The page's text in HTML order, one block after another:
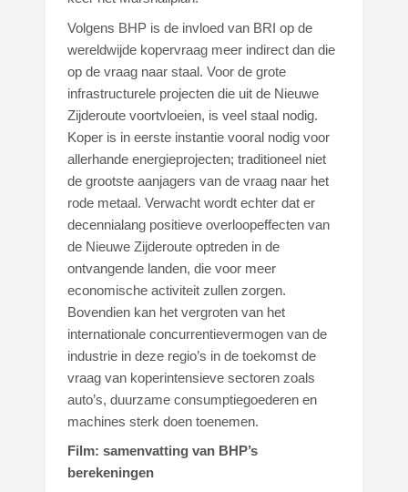
Volgens BHP is de invloed van BRI op de
wereldwijde kopervraag meer indirect dan die
op de vraag naar staal. Voor de grote
infrastructurele projecten die uit de Nieuwe
Zijderoute voortvloeien, is veel staal nodig.
Koper is in eerste instantie vooral nodig voor
allerhande energieprojecten; traditioneel niet
de grootste aanjagers van de vraag naar het
rode metaal. Verwacht wordt echter dat er
decennialang positieve overloopeffecten van
de Nieuwe Zijderoute optreden in de
ontvangende landen, die voor meer
economische activiteit zullen zorgen.
Bovendien kan het vergroten van het
internationale concurrentievermogen van de
industrie in deze regio’s in de toekomst de
vraag van koperintensieve sectoren zoals
auto’s, duurzame consumptiegoederen en
machines sterk doen toenemen.
Film: samenvatting van BHP’s
berekeningen